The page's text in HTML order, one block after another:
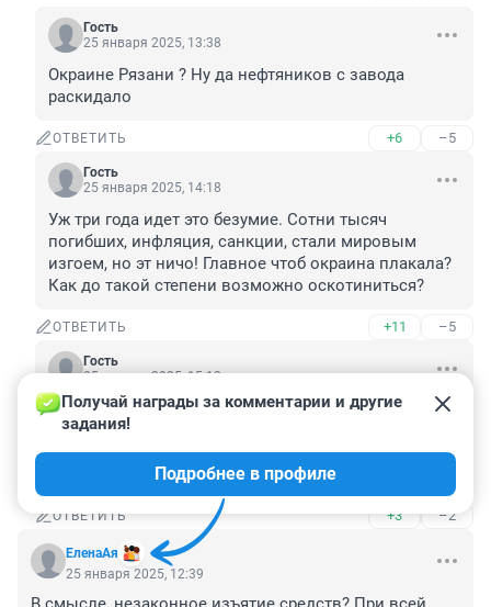
Гость
25 января 2025, 13:38
Окраине Рязани ? Ну да нефтяников с завода
раскидало
ОТВЕТИТЬ +6 –5
Гость
25 января 2025, 14:18
Уж три года идет это безумие. Сотни тысяч
погибших, инфляция, санкции, стали мировым
изгоем, но эт ничо! Главное чтоб окраина плакала?
Как до такой степени возможно оскотиниться?
ОТВЕТИТЬ +11 –5
Гость
25 января 2025, 15:12
Что плакать Украине, им итак мало помогали
деньгами, деньги остаются в Америке у корпораций
производящих оружие. Это рабочие места для
ОТВЕТИТЬ +3 –2
ЕленаАя
Получай награды за комментарии и другие
задания!
Подробнее в профиле
25 января 2025, 12:39